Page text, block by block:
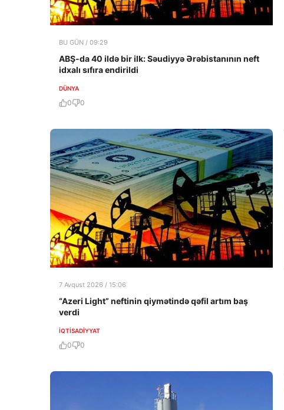
BU GÜN / 09:29
ABŞ-da 40 ildə bir ilk: Səudiyyə Ərəbistanının neft
idxalı sıfıra endirildi
DÜNYA
0 0
7 Avqust 2026 / 15:06
“Azeri Light” neftinin qiymətində qəfil artım baş
verdi
İQTISADIYYAT
0 0